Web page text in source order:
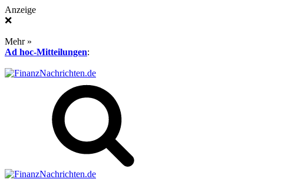
Anzeige
❌
Mehr »
Ad hoc-Mitteilungen: